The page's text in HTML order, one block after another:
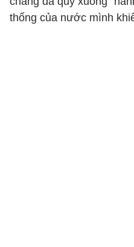
thống của nước mình